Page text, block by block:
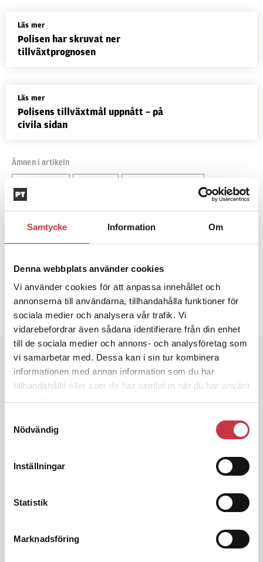
Samtycke Information Om
Denna webbplats använder cookies
Vi använder cookies för att anpassa innehållet och
annonserna till användarna, tillhandahålla funktioner för
sociala medier och analysera vår trafik. Vi
vidarebefordrar även sådana identifierare från din enhet
till de sociala medier och annons- och analysföretag som
vi samarbetar med. Dessa kan i sin tur kombinera
informationen med annan information som du har
tillhandahållit eller som de har samlat in när du har använt
Nödvändig
Inställningar
Statistik
Marknadsföring
Läs mer
Polisen har skruvat ner
tillväxtprognosen
Läs mer
Polisens tillväxtmål uppnått – på
civila sidan
Ämnen i artikeln
SÄKERHETSPRÖVNING
Text
Emma Eneström
Dela artikel: Facebook X
3 juni 2026
polisaspiranter underkänns på
Jens Mårtensson:
Snart 20 år i tjänst